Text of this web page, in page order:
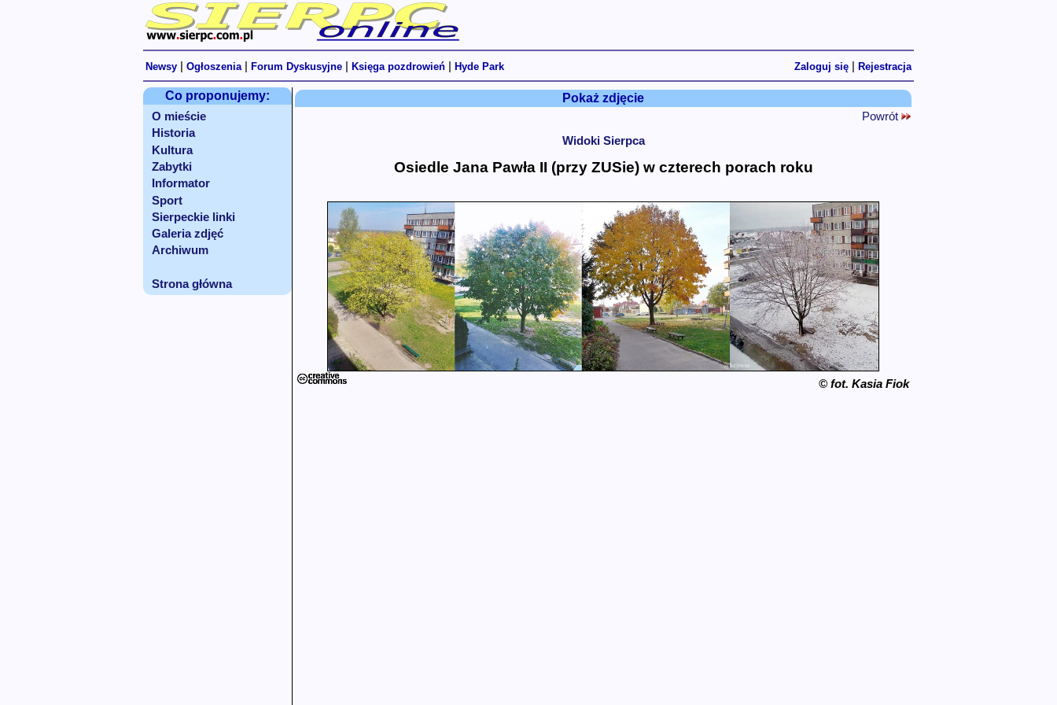
Newsy Ogłoszenia Forum Dyskusyjne Księga pozdrowień Hyde Park Zaloguj się Rejestracja
Co proponujemy:
O mieście
Historia
Kultura
Zabytki
Informator
Sport
Sierpeckie linki
Galeria zdjęć
Archiwum
Strona główna
Pokaż zdjęcie
Powrót
Widoki Sierpca
Osiedle Jana Pawła II (przy ZUSie) w czterech porach roku
© fot. Kasia Fiok